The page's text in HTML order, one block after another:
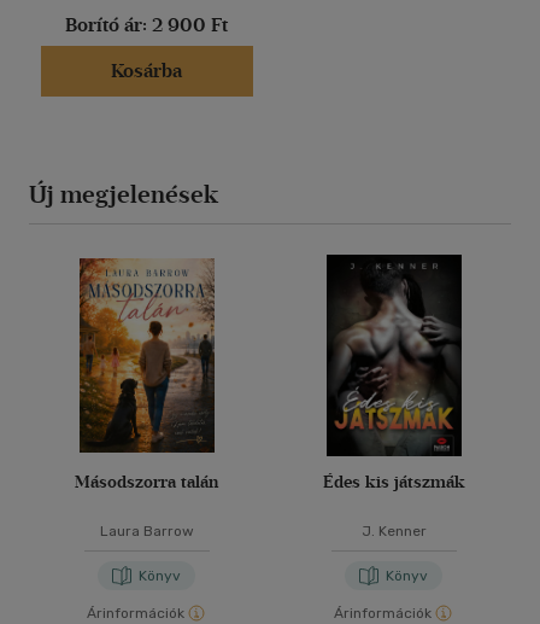
Borító ár: 2 900 Ft
Kosárba
Új megjelenések
Másodszorra talán
Laura Barrow
Könyv
Árinformációk
Édes kis játszmák
J. Kenner
Könyv
Árinformációk